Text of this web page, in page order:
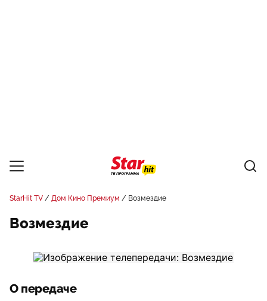
StarHit TV Дом Кино Премиум Возмездие
Возмездие
О передаче